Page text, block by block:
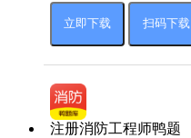
立即下载 扫码下载
注册消防工程师鸭题